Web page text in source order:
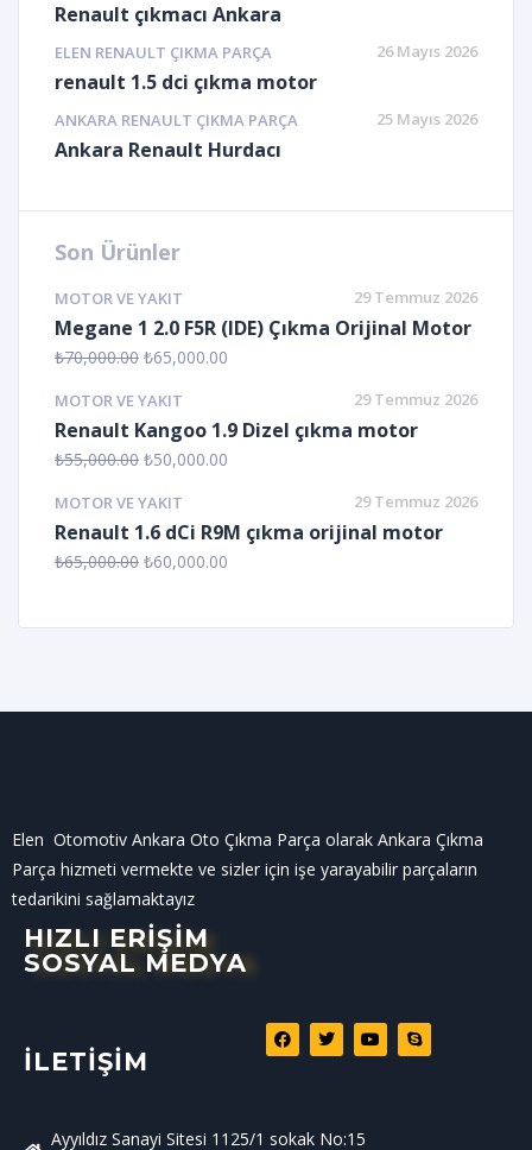
Renault çıkmacı Ankara
ELEN RENAULT ÇIKMA PARÇA 26 Mayıs 2026
renault 1.5 dci çıkma motor
ANKARA RENAULT ÇIKMA PARÇA 25 Mayıs 2026
Ankara Renault Hurdacı
Son Ürünler
MOTOR VE YAKIT 29 Temmuz 2026
Megane 1 2.0 F5R (IDE) Çıkma Orijinal Motor
₺70,000.00 ₺65,000.00
MOTOR VE YAKIT 29 Temmuz 2026
Renault Kangoo 1.9 Dizel çıkma motor
₺55,000.00 ₺50,000.00
MOTOR VE YAKIT 29 Temmuz 2026
Renault 1.6 dCi R9M çıkma orijinal motor
₺65,000.00 ₺60,000.00
Elen Otomotiv Ankara Oto Çıkma Parça olarak Ankara Çıkma
Parça hizmeti vermekte ve sizler için işe yarayabilir parçaların
tedarikini sağlamaktayız
HIZLI ERİŞİM
SOSYAL MEDYA
İLETIŞIM
Ayyıldız Sanayi Sitesi 1125/1 sokak No:15